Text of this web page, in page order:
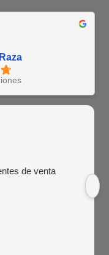
de venta